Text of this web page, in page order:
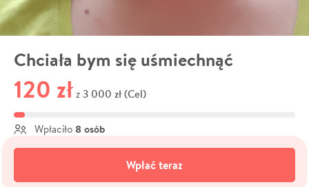
Chciała bym się uśmiechnąć
120 zł z 3 000 zł (Cel)
Wpłaciło 8 osób
Wpłać teraz